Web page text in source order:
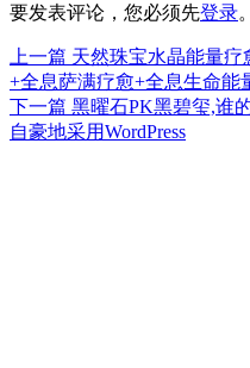
要发表评论，您必须先登录。
文
章
导
上一篇 上
篇
文
章：
天然珠宝水晶能量疗
+全息萨满疗愈+全息生命能
下一篇 下
篇
黑曜石PK黑碧玺,谁
自豪地采用WordPress